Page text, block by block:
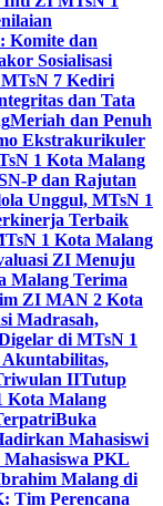
Komite dan
Sosialisasi
7 Kediri
dan Tata
Meriah dan Penuh
Ekstrakurikuler
1 Kota Malang
P dan Rajutan
Unggul, MTsN 1
Terbaik
1 Kota Malang
ZI Menuju
Malang Terima
ZI MAN 2 Kota
Madrasah,
di MTsN 1
IITutup
Kota Malang
Buka
Mahasiswi
Mahasiswa PKL
Malang di
Tim Perencana